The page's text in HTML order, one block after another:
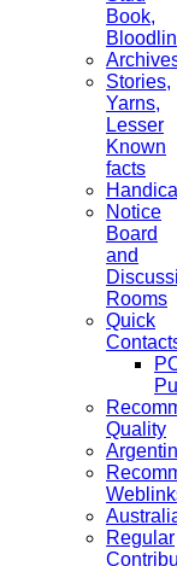
Book,
Stories,
Yarns,
Lesser
Known
facts
Notice
Board
and
Rooms
Quick
Quality
Regular